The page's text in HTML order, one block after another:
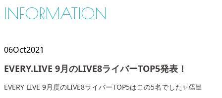
INFORMATION
06Oct2021
EVERY.LIVE 9月のLIVE8ライバーTOP5発表！
EVERY LIVE 9月度のLIVE8ライバーTOP5はこの5名でした✨👏🏻